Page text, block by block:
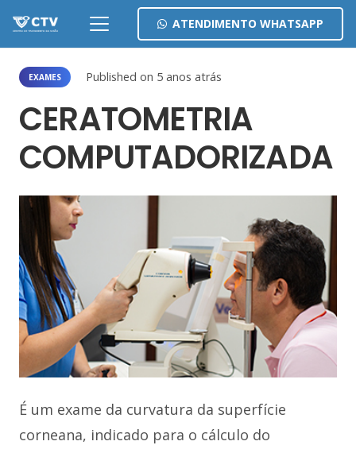
ATENDIMENTO WHATSAPP
EXAMES Published on 5 anos atrás
CERATOMETRIA
COMPUTADORIZADA
É um exame da curvatura da superfície
corneana, indicado para o cálculo do